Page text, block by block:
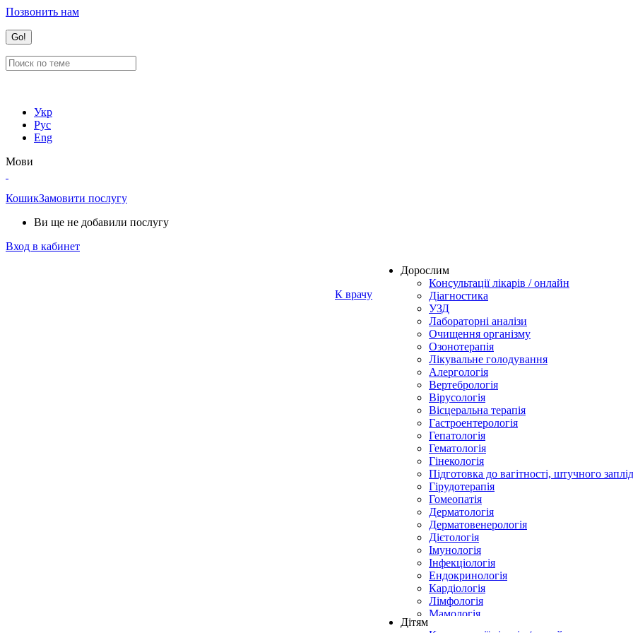
Позвонить нам
Укр
Рус
Eng
Мови
КошикЗамовити послугу
Ви ще не добавили послугу
Вход в кабинет
Дорослим
Консультації лікарів / онлайн
Діагностика
УЗД
Лабораторні аналізи
Очищення організму
Озонотерапія
Лікувальне голодування
Алергологія
Вертебрологія
Вірусологія
Вісцеральна терапія
Гастроентерологія
Гепатологія
Гематологія
Гінекологія
Підготовка до вагітності, штучного
Гірудотерапія
Гомеопатія
Дерматологія
Дерматовенерологія
Дієтологія
Імунологія
Інфекціологія
Ендокринологія
Кардіологія
Лімфологія
Мамологія
Дітям
К врачу